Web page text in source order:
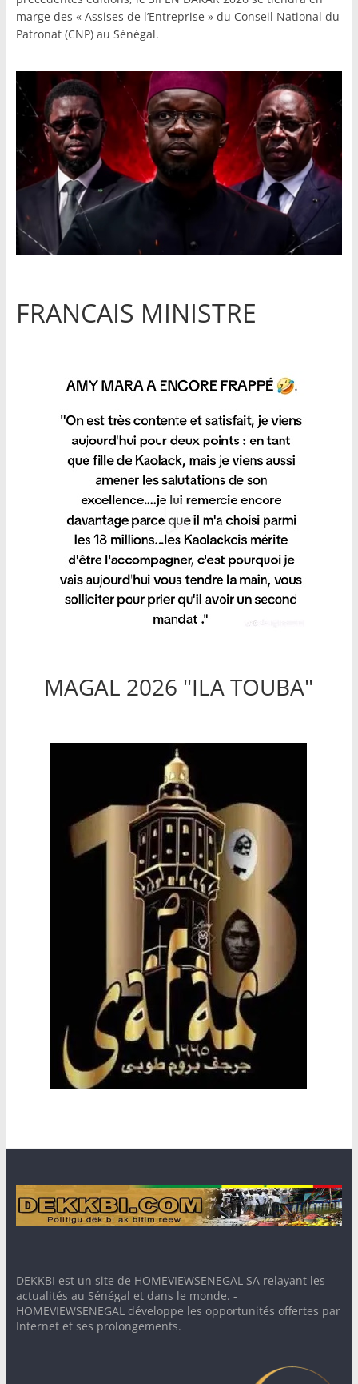
marge des « Assises de l’Entreprise » du Conseil National du
Patronat (CNP) au Sénégal.
FRANCAIS MINISTRE
MAGAL 2026 "ILA TOUBA"
DEKKBI est un site de HOMEVIEWSENEGAL SA relayant les
actualités au Sénégal et dans le monde. -
HOMEVIEWSENEGAL développe les opportunités offertes par
Internet et ses prolongements.